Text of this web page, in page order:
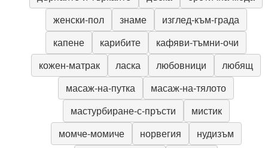
женски-пол
знаме
изглед-към-града
капене
карибите
кафяви-тъмни-очи
кожен-матрак
ласка любовници
любящ
масаж-на-путка
масаж-на-тялото
мастурбиране-с-пръсти
мистик
момче-момиче
норвегия
нудизъм